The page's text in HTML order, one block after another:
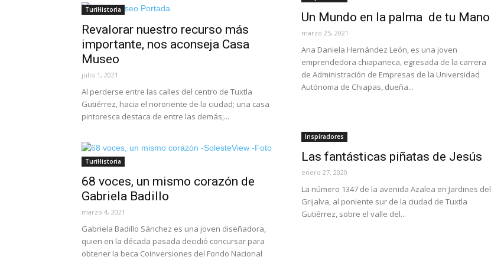
TuriHistoria
Revalorar nuestro recurso más
importante, nos aconseja Casa
Museo
julio 1, 2021
Al perderse entre las calles del centro de Tuxtla
Gutiérrez, hacia el nororiente de la ciudad; una casa
pintoresca destaca de entre las demás;...
Un Mundo en la palma de tu Mano
marzo 25, 2021
Ana Daniela Hernández León, es una joven
emprendedora chiapaneca, egresada de la carrera
de Administración de Empresas de la Universidad
Autónoma de Chiapas, dueña...
TuriHistoria
68 voces, un mismo corazón de
Gabriela Badillo
marzo 4, 2021
Gabriela Badillo Sánchez es una joven diseñadora,
quien en la década pasada decidió concursar para
obtener la beca Coinversiones del Fondo Nacional
Inspiradores
Las fantásticas piñatas de Jesús
enero 27, 2020
La número 1347 de la avenida Azalea en Jardines del
Grijalva, al poniente sur de la ciudad de Tuxtla
Gutiérrez, sobre el valle del...